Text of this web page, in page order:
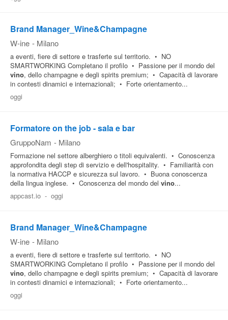
Brand Manager_Wine&Champagne
W-ine - Milano
a eventi, fiere di settore e trasferte sul territorio. • NO
SMARTWORKING Completano il profilo • Passione per il mondo del
vino, dello champagne e degli spirits premium; • Capacità di lavorare
in contesti dinamici e internazionali; • Forte orientamento...
oggi
Formatore on the job - sala e bar
GruppoNam - Milano
Formazione nel settore alberghiero o titoli equivalenti. • Conoscenza
approfondita degli step di servizio e dell'hospitality. • Familiarità con
la normativa HACCP e sicurezza sul lavoro. • Buona conoscenza
della lingua inglese. • Conoscenza del mondo del vino...
appcast.io - oggi
Brand Manager_Wine&Champagne
W-ine - Milano
a eventi, fiere di settore e trasferte sul territorio. • NO
SMARTWORKING Completano il profilo • Passione per il mondo del
vino, dello champagne e degli spirits premium; • Capacità di lavorare
in contesti dinamici e internazionali; • Forte orientamento...
oggi